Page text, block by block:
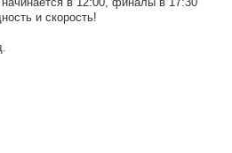
и скорость!